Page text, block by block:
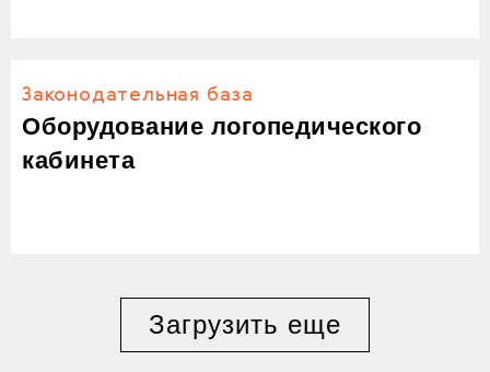
Законодательная база
Оборудование логопедического
кабинета
Загрузить еще